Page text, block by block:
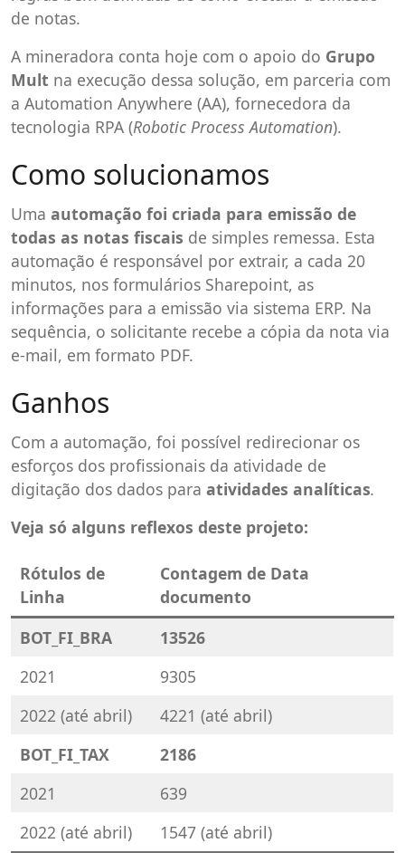
de notas.
A mineradora conta hoje com o apoio do Grupo
Mult na execução dessa solução, em parceria com
a Automation Anywhere (AA), fornecedora da
tecnologia RPA (Robotic Process Automation).
Como solucionamos
Uma automação foi criada para emissão de
todas as notas fiscais de simples remessa. Esta
automação é responsável por extrair, a cada 20
minutos, nos formulários Sharepoint, as
informações para a emissão via sistema ERP. Na
sequência, o solicitante recebe a cópia da nota via
e-mail, em formato PDF.
Ganhos
Com a automação, foi possível redirecionar os
esforços dos profissionais da atividade de
digitação dos dados para atividades analíticas.
Veja só alguns reflexos deste projeto:
Rótulos de
Linha
Contagem de Data
documento
BOT_FI_BRA
13526
2021
9305
2022 (até abril)
4221 (até abril)
BOT_FI_TAX
2186
2021
639
2022 (até abril)
1547 (até abril)